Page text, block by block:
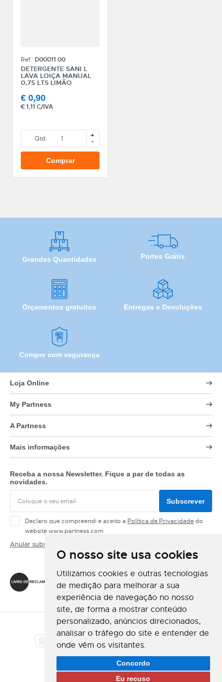
O nosso site usa cookies
Utilizamos cookies e outras tecnologias
de medição para melhorar a sua
experiência de navegação no nosso
site, de forma a mostrar conteúdo
personalizado, anúncios direcionados,
analisar o tráfego do site e entender de
onde vêm os visitantes.
Concordo
Eu recuso
Ref.: D00011.00
DETERGENTE SANI L
LAVA LOIÇA MANUAL
0,75 LTS LIMÃO
€ 0,90
€1,11 C/IVA
Qtd. +
-
Comprar
Grandes Quantidades Portes Grátis
Orçamentos gratuitos Entregas e Devoluções
Compre com segurança
Loja Online
My Partness
A Partness
Mais informações
Receba a nossa Newsletter. Fique a par de todas as
novidades.
Subscrever
Declaro que compreendi e aceito a Política de Privacidadedo
website www.partness.com
Anular subscrição
Método de Pagamento
Método de Envio